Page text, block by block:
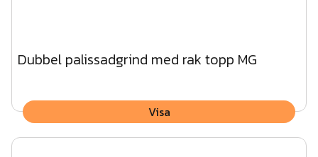
Dubbel palissadgrind med rak topp MG
Visa